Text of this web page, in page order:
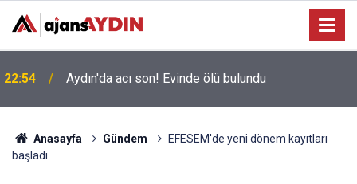
18:45
vatandaşla buluşuyor
Anasayfa Gündem
EFESEM'de yeni dönem kayıtları
başladı